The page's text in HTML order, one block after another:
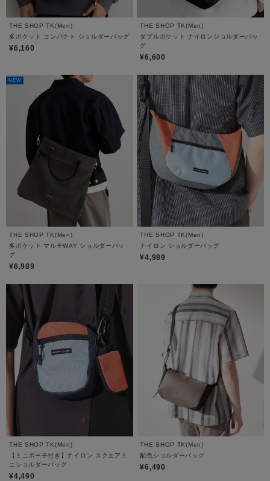
THE SHOP TK(Men)
多ポケット コンパクト ショルダーバッグ
¥6,160
THE SHOP TK(Men)
ダブルポケット ナイロンショルダーバッ
グ
¥6,600
NEW
THE SHOP TK(Men)
多ポケット マルチWAY ショルダーバッ
グ
¥6,989
THE SHOP TK(Men)
ナイロン ショルダーバッグ
¥4,989
THE SHOP TK(Men)
【ミニポーチ付き】ナイロン スクエアミ
ニショルダーバッグ
¥4,490
THE SHOP TK(Men)
配色ショルダーバッグ
¥6,490